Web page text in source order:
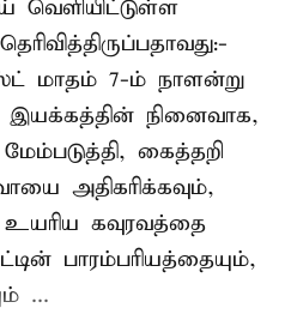
வெளியிட்டுள்ள
மாதம் 7-ம் நாளன்று
இயக்கத்தின் நினைவாக,
கைத்தறி
அதிகரிக்கவும்,
கவுரவத்தை
பாரம்பரியத்தையும்,
...